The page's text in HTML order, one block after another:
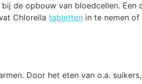
de opbouw van bloedcellen. Een
Chlorella tabletten in te nemen of
Door het eten van o.a.